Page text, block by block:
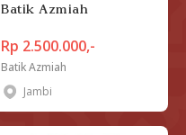
Batik Azmiah
Rp 2.500.000,-
Batik Azmiah
Jambi